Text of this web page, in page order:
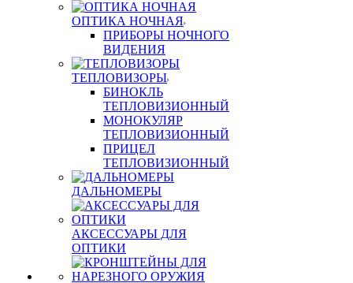
ОПТИКА НОЧНАЯ
ПРИБОРЫ НОЧНОГО
ВИДЕНИЯ
ТЕПЛОВИЗОРЫ
БИНОКЛЬ
ТЕПЛОВИЗИОННЫЙ
МОНОКУЛЯР
ТЕПЛОВИЗИОННЫЙ
ПРИЦЕЛ
ТЕПЛОВИЗИОННЫЙ
ДАЛЬНОМЕРЫ
АКСЕССУАРЫ ДЛЯ
ОПТИКИ